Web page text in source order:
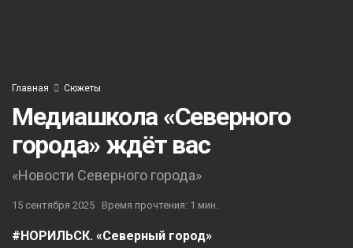
Главная Сюжеты
Медиашкола «Северного
города» ждёт вас
«Новости Северного города»
15 сентября 2025 Время прочтения: 1 мин.
#НОРИЛЬСК. «Северный город»